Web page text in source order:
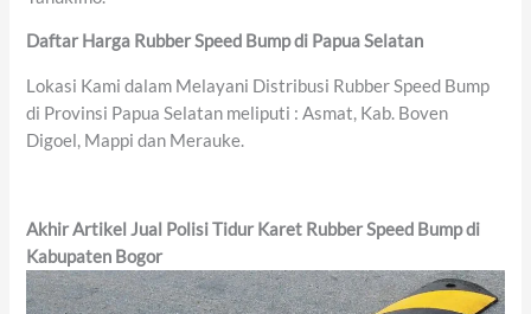
Daftar Harga Rubber Speed Bump di Papua Selatan
Lokasi Kami dalam Melayani Distribusi Rubber Speed Bump
di Provinsi Papua Selatan meliputi : Asmat, Kab. Boven
Digoel, Mappi dan Merauke.
AkhirArtikel Jual Polisi Tidur Karet Rubber Speed Bump di
Kabupaten Bogor